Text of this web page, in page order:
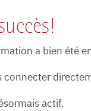
a bien été
connecter
actif.